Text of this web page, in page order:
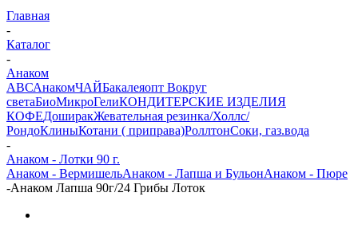
Главная
-
Каталог
-
Анаком
АВСАнакомЧАЙБакалеяопт Вокруг
светаБиоМикроГелиКОНДИТЕРСКИЕ ИЗДЕЛИЯ
КОФЕДоширакЖевательная резинка/Холлс/
РондоКлиныКотани ( приправа)РоллтонСоки, газ.вода
-
Анаком - Лотки 90 г.
Анаком - ВермишельАнаком - Лапша и БульонАнаком - Пюре
-Анаком Лапша 90г/24 Грибы Лоток